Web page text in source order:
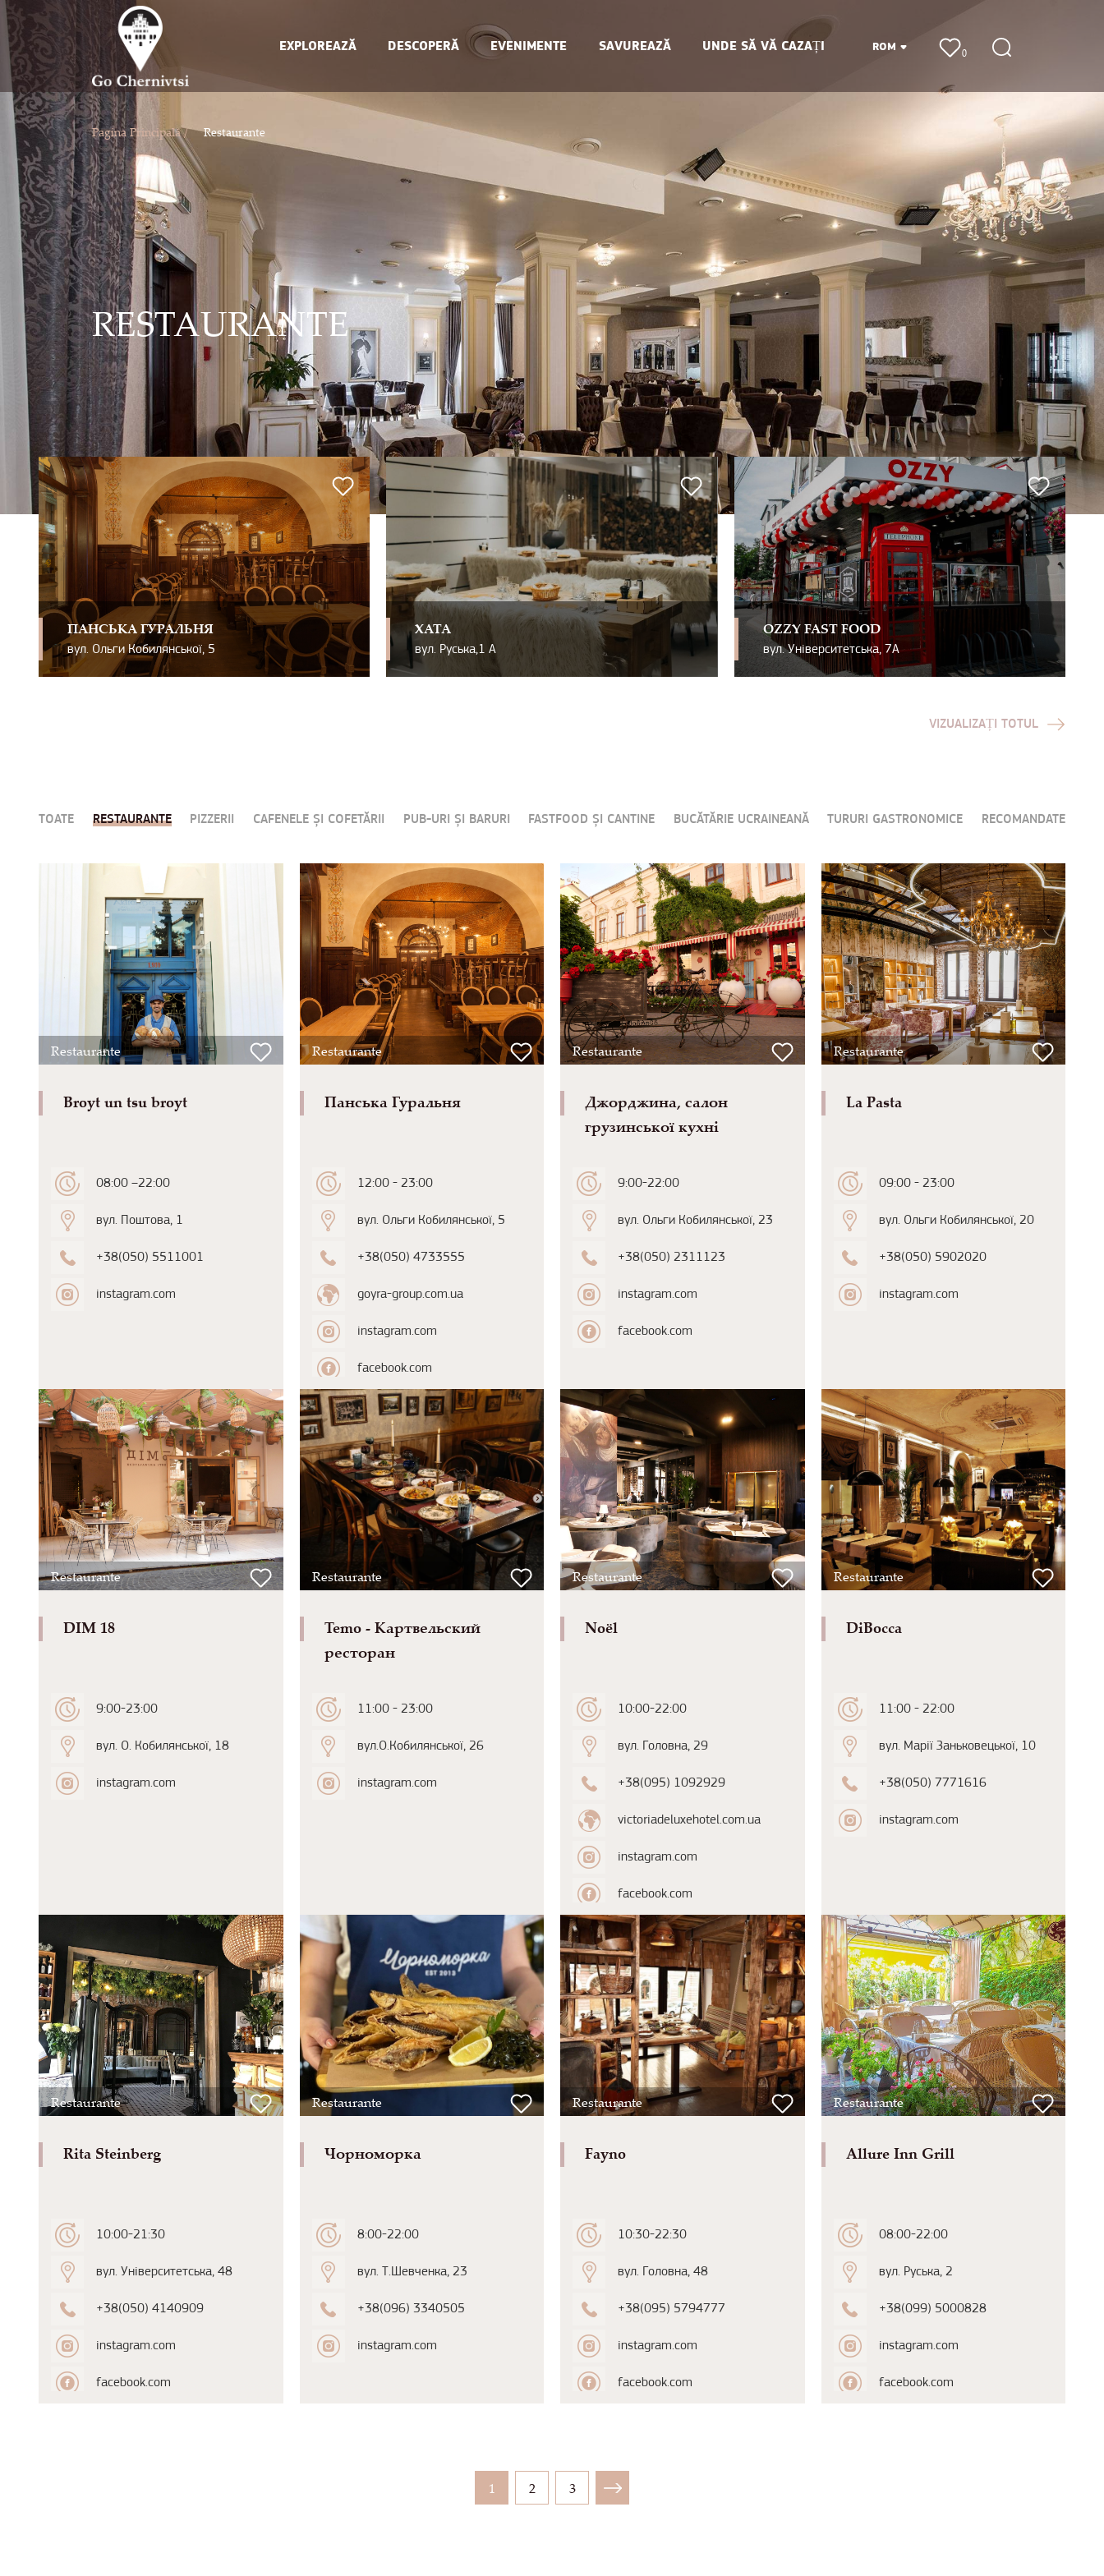
EXPLOREAZĂ DESCOPERĂ EVENIMENTE SAVUREAZĂ UNDE SĂ VĂ CAZAȚI ROM 0
Pagina Principală / Restaurante
RESTAURANTE
ПАНСЬКА ГУРАЛЬНЯ
вул. Ольги Кобилянської, 5
ХАТА
вул. Руська,1 А
OZZY FAST FOOD
вул. Університетська, 7А
VIZUALIZAȚI TOTUL
TOATE RESTAURANTE PIZZERII CAFENELE ȘI COFETĂRII PUB-URI ȘI BARURI FASTFOOD ȘI CANTINE BUCĂTĂRIE UCRAINEANĂ TURURI GASTRONOMICE RECOMANDATE
Restaurante
Broyt un tsu broyt
08:00 –22:00
вул. Поштова, 1
+38(050) 5511001
instagram.com
Restaurante
Панська Гуральня
12:00 - 23:00
вул. Ольги Кобилянської, 5
+38(050) 4733555
goyra-group.com.ua
instagram.com
facebook.com
Restaurante
Джорджина, салон
грузинської кухні
9:00-22:00
вул. Ольги Кобилянської, 23
+38(050) 2311123
instagram.com
facebook.com
Restaurante
La Pasta
09:00 - 23:00
вул. Ольги Кобилянської, 20
+38(050) 5902020
instagram.com
Restaurante
DIM 18
9:00-23:00
вул. О. Кобилянської, 18
instagram.com
Restaurante
Temo - Картвельский
ресторан
11:00 - 23:00
вул.О.Кобилянської, 26
instagram.com
Restaurante
Noël
10:00-22:00
вул. Головна, 29
+38(095) 1092929
victoriadeluxehotel.com.ua
instagram.com
facebook.com
Restaurante
DiBocca
11:00 - 22:00
вул. Марії Заньковецької, 10
+38(050) 7771616
instagram.com
Restaurante
Rita Steinberg
10:00-21:30
вул. Університетська, 48
+38(050) 4140909
instagram.com
facebook.com
Restaurante
Чорноморка
8:00-22:00
вул. Т.Шевченка, 23
+38(096) 3340505
instagram.com
Restaurante
Fayno
10:30-22:30
вул. Головна, 48
+38(095) 5794777
instagram.com
facebook.com
Restaurante
Allure Inn Grill
08:00-22:00
вул. Руська, 2
+38(099) 5000828
instagram.com
facebook.com
1 2 3